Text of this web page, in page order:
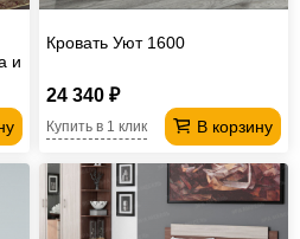
и
Кровать Уют 1600
24 340 ₽
В корзину
Купить в 1 клик